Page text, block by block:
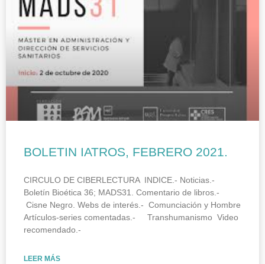
BOLETIN IATROS, FEBRERO 2021.
CIRCULO DE CIBERLECTURA INDICE.- Noticias.-
Boletín Bioética 36; MADS31. Comentario de libros.-
Cisne Negro. Webs de interés.- Comunciación y Hombre
Artículos-series comentadas.- Transhumanismo Video
recomendado.-
LEER MÁS